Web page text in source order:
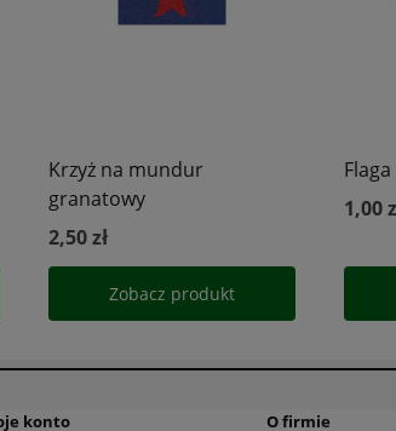
konto O firmie